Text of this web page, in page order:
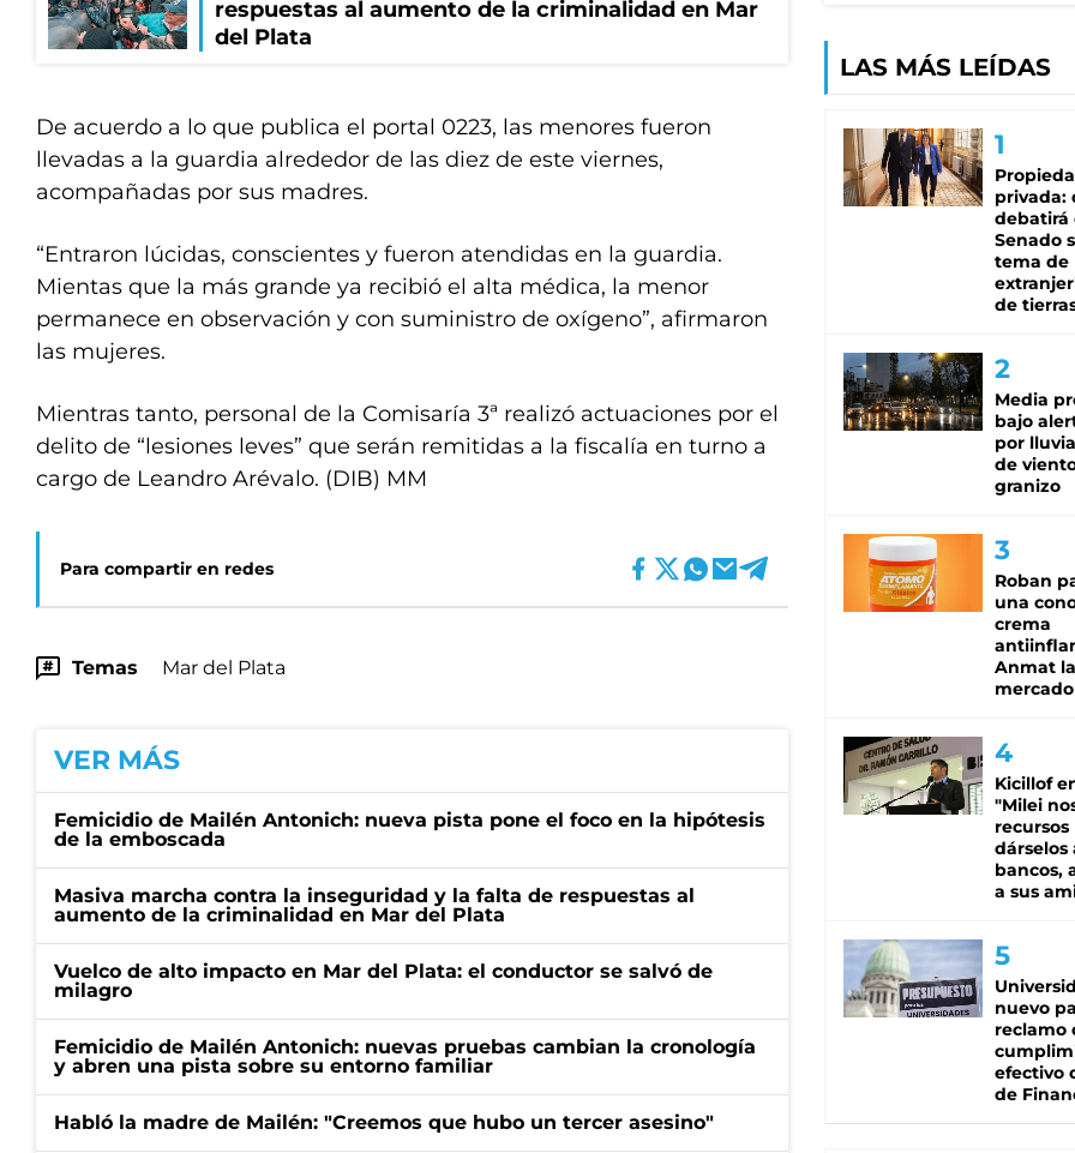
respuestas al aumento de la criminalidad en Mar
del Plata
De acuerdo a lo que publica el portal 0223, las menores fueron
llevadas a la guardia alrededor de las diez de este viernes,
acompañadas por sus madres.
“Entraron lúcidas, conscientes y fueron atendidas en la guardia.
Mientas que la más grande ya recibió el alta médica, la menor
permanece en observación y con suministro de oxígeno”, afirmaron
las mujeres.
Mientras tanto, personal de la Comisaría 3ª realizó actuaciones por el
delito de “lesiones leves” que serán remitidas a la fiscalía en turno a
cargo de Leandro Arévalo. (DIB) MM
Para compartir en redes
Temas Mar del Plata
VER MÁS
Femicidio de Mailén Antonich: nueva pista pone el foco en la hipótesis
de la emboscada
Masiva marcha contra la inseguridad y la falta de respuestas al
aumento de la criminalidad en Mar del Plata
Vuelco de alto impacto en Mar del Plata: el conductor se salvó de
milagro
Femicidio de Mailén Antonich: nuevas pruebas cambian la cronología
y abren una pista sobre su entorno familiar
Habló la madre de Mailén: "Creemos que hubo un tercer asesino"
LAS MÁS LEÍDAS
privada:
debatirá
Senado
tema de
de
Media
bajo
por
de
granizo
Roban
una
crema
Anmat
mercado
Kicillof
"Milei
recursos
dárselos
bancos,
a sus
nuevo
reclamo
efectivo
de